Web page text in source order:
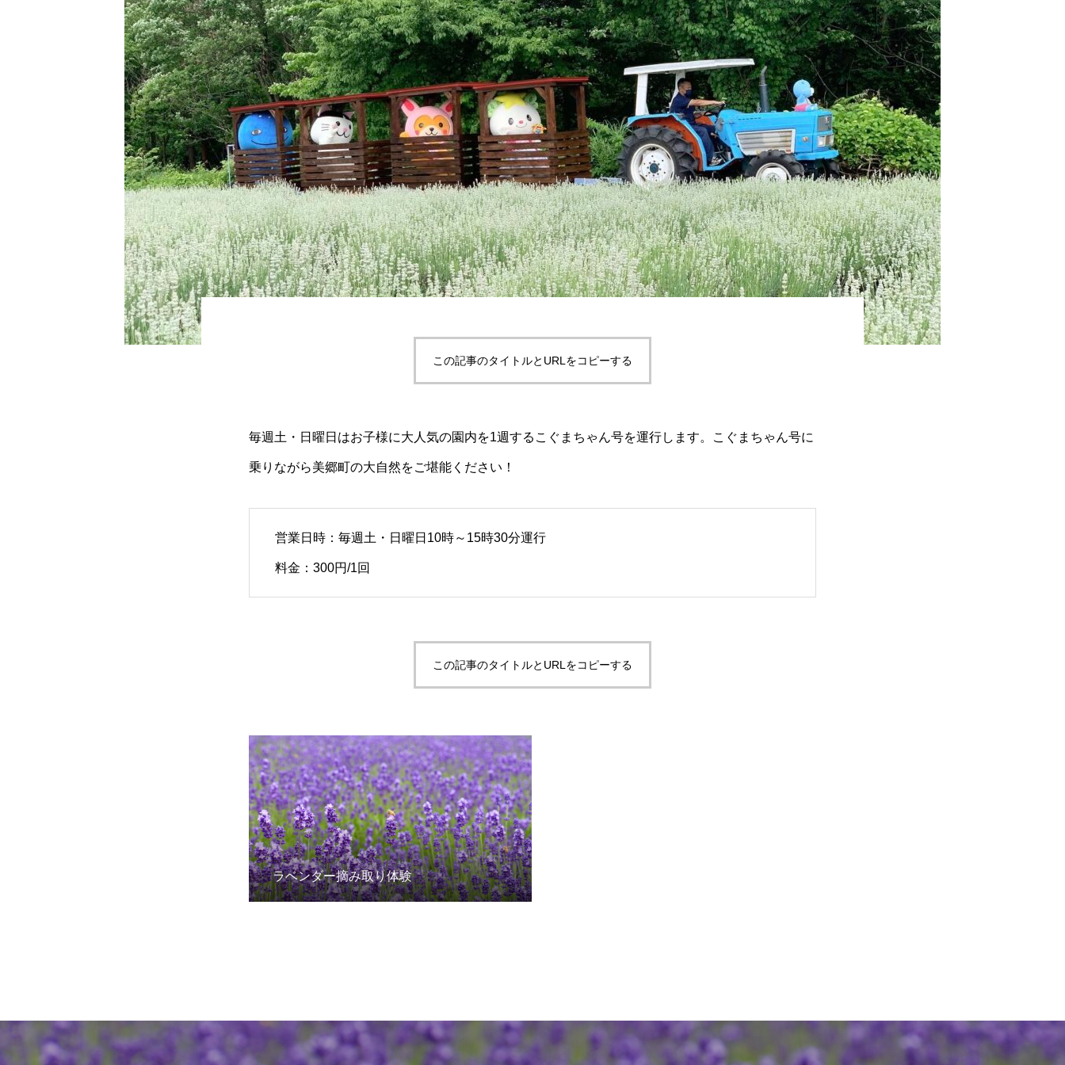
この記事のタイトルとURLをコピーする
毎週土・日曜日はお子様に大人気の園内を1週するこぐまちゃん号を運行します。こぐまちゃん号に
乗りながら美郷町の大自然をご堪能ください！
営業日時：毎週土・日曜日10時～15時30分運行
料金：300円/1回
この記事のタイトルとURLをコピーする
ラベンダー摘み取り体験